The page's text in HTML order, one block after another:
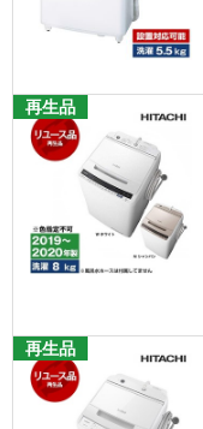
再生品
再生品